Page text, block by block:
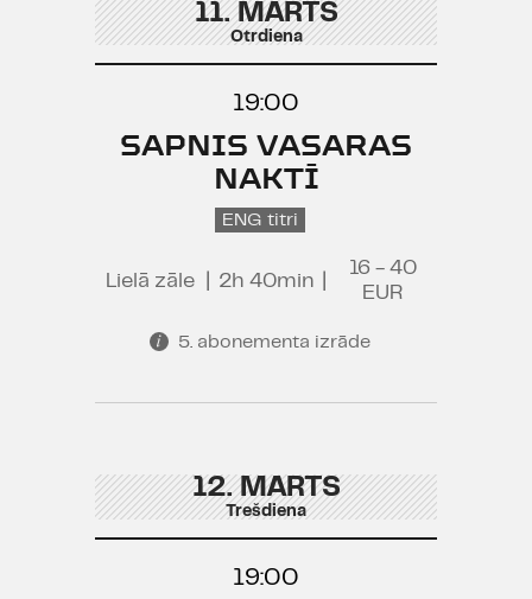
11. MARTS
Otrdiena
19:00
SAPNIS VASARAS
NAKTĪ
ENG titri
Lielā zāle 2h 40min
16 - 40
EUR
5. abonementa izrāde
12. MARTS
Trešdiena
19:00